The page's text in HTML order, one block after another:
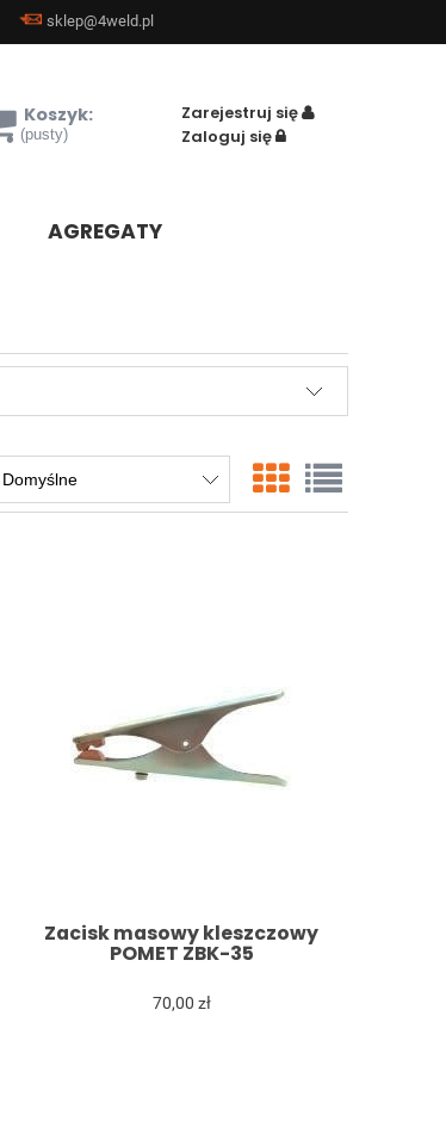
Zarejestruj się
Zaloguj się
Koszyk:
(pusty)
AGREGATY
sklep@4weld.pl
Zacisk masowy kleszczowy
POMET ZBK-35
70,00 zł